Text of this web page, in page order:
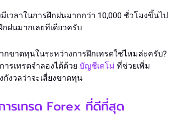
เวลาในการฝึกฝนมากกว่า 10,000 ชั่วโมงขึ้นไป
ฝนมากเลยทีเดียวครับ
ขาดทุนในระหว่างการฝึกเทรดใช่ไหมล่ะครับ?
รเทรดจำลองได้ด้วย บัญชีเดโม่ ที่ช่วยเพิ่ม
งวลว่าจะเสี่ยงขาดทุน
ารเทรด Forex ที่ดีที่สุด